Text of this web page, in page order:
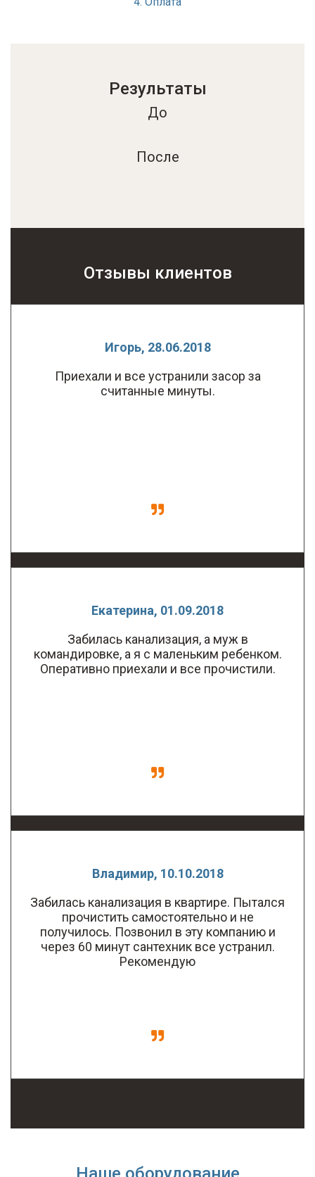
Результаты
До
После
Отзывы клиентов
Игорь, 28.06.2018
Приехали и все устранили засор за
считанные минуты.
Екатерина, 01.09.2018
Забилась канализация, а муж в
командировке, а я с маленьким ребенком.
Оперативно приехали и все прочистили.
Владимир, 10.10.2018
Забилась канализация в квартире. Пытался
прочистить самостоятельно и не
получилось. Позвонил в эту компанию и
через 60 минут сантехник все устранил.
Рекомендую